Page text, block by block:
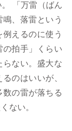
「万雷（ばん
、落雷という
えるのに使う
拍手」くらい
ない。盛大な
のはいいが、
の雷が落ちる
ない。